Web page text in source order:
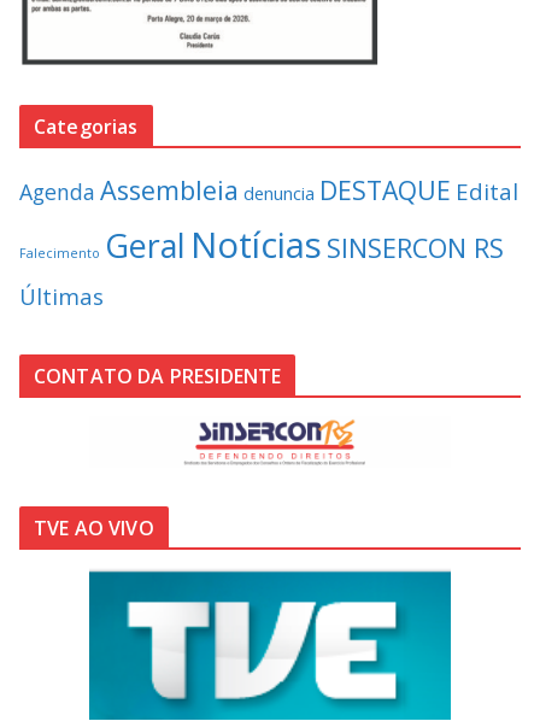
Categorias
Agenda Assembleia denuncia DESTAQUE Edital
Falecimento Geral Notícias SINSERCON RS
Últimas
CONTATO DA PRESIDENTE
TVE AO VIVO